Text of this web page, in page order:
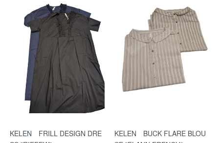
KELEN FRILL DESIGN DRE
KELEN BUCK FLARE BLOU